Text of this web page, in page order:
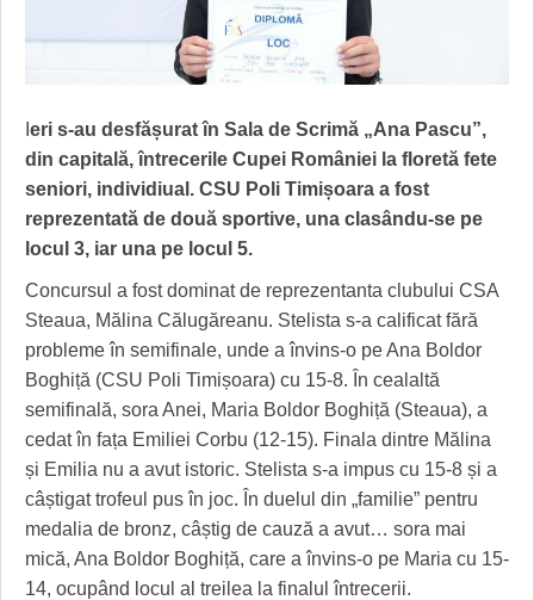
ZÂMBETE AMARE
GRĂDINA TAICII DOMNULUI
ZIARISTU’ DE TERASĂ
CU OIŞTEA-N KIERKEGAARD
FINANŢĂRI DE LA A LA Z
CRONICĂ DE FILM
UNDE MERGEM
FILME DOCUMENTARE
CLIPURI VIDEO
ANUNŢURI
INFO SI UTILE
CULTURA
JUSTITIE
FILME DOCUMENTARE
CLIPURI VIDEO
JOCURI ONLINE
DIVERSE
FARMACII DIN TIMIŞOARA
eri s-au desfășurat în Sala de Scrimă „Ana Pascu”,
din capitală, întrecerile Cupei României la floretă fete
seniori, individiual. CSU Poli Timișoara a fost
reprezentată de două sportive, una clasându-se pe
locul 3, iar una pe locul 5.
Concursul a fost dominat de reprezentanta clubului CSA
Steaua, Mălina Călugăreanu. Stelista s-a calificat fără
probleme în semifinale, unde a învins-o pe Ana Boldor
Boghiță (CSU Poli Timișoara) cu 15-8. În cealaltă
semifinală, sora Anei, Maria Boldor Boghiță (Steaua), a
cedat în fața Emiliei Corbu (12-15). Finala dintre Mălina
și Emilia nu a avut istoric. Stelista s-a impus cu 15-8 și a
câștigat trofeul pus în joc. În duelul din „familie” pentru
medalia de bronz, câștig de cauză a avut… sora mai
mică, Ana Boldor Boghiță, care a învins-o pe Maria cu 15-
14, ocupând locul al treilea la finalul întrecerii.